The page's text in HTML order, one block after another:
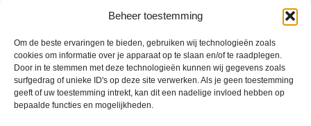
Beheer toestemming
Om de beste ervaringen te bieden, gebruiken wij technologieën zoals
cookies om informatie over je apparaat op te slaan en/of te raadplegen.
Door in te stemmen met deze technologieën kunnen wij gegevens zoals
surfgedrag of unieke ID's op deze site verwerken. Als je geen toestemming
geeft of uw toestemming intrekt, kan dit een nadelige invloed hebben op
bepaalde functies en mogelijkheden.
VV Reiger Boys
De Wending, Lotte Beesedijk 1
1705 NA Heerhugowaard